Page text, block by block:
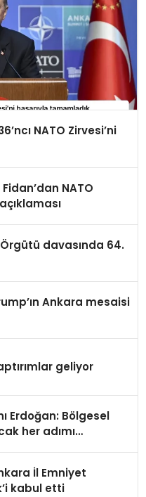
NATO Zirvesi’ni
Fidan’dan NATO
davasında 64.
Ankara mesaisi
geliyor
Erdoğan: Bölgesel
her adımı
İl Emniyet
kabul etti